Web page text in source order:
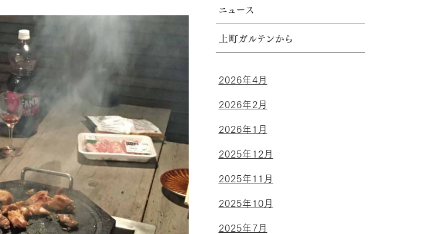
ニュース
上町ガルテンから
2026年4月
2026年2月
2026年1月
2025年12月
2025年11月
2025年10月
2025年7月